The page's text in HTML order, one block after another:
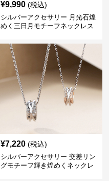
¥9,990 (税込)
シルバーアクセサリー 月光石煌
めく三日月モチーフネックレス
¥7,220 (税込)
シルバーアクセサリー 交差リン
グモチーフ輝き煌めくネックレ